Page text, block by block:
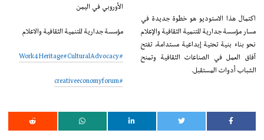
اكتمال هذا الاستوديو هو خطوة جديدة في
مسار مؤسسة جدارية للتنمية الثقافية والإعلام
نحو بناء بنية تحتية إبداعية مستدامة، تفتح
آفاق العمل في الصناعات الثقافية وتمنح
الشباب أدوات المستقبل.
الأوروبي في اليمن
مؤسسة جدارية للتنمية الثقافية والاعلام
#Work4Heritage
#CulturalAdvocacy
#creativeeconomyforum